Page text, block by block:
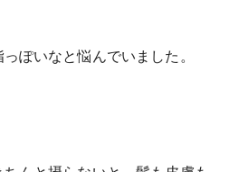
ぽいなと悩んでいました。